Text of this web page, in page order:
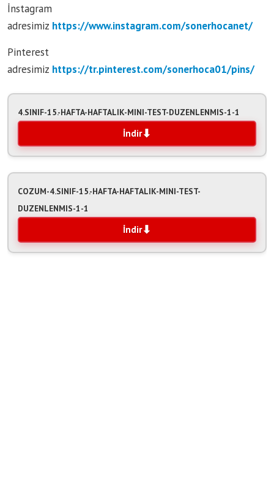
İnstagram
adresimiz https://www.instagram.com/sonerhocanet/
Pinterest
adresimiz https://tr.pinterest.com/sonerhoca01/pins/
4.SINIF-15.-HAFTA-HAFTALIK-MINI-TEST-DUZENLENMIS-1-1
İndir
COZUM-4.SINIF-15.-HAFTA-HAFTALIK-MINI-TEST-
DUZENLENMIS-1-1
İndir